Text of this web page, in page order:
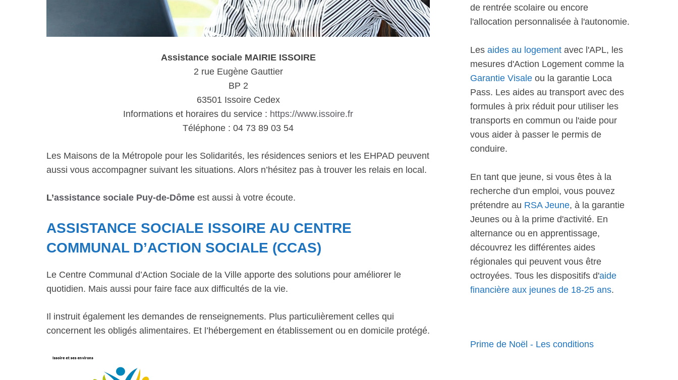
Assistance sociale MAIRIE ISSOIRE
2 rue Eugène Gauttier
BP 2
63501 Issoire Cedex
Informations et horaires du service : https://www.issoire.fr
Téléphone : 04 73 89 03 54
Les Maisons de la Métropole pour les Solidarités, les résidences seniors et les EHPAD peuvent
aussi vous accompagner suivant les situations. Alors n’hésitez pas à trouver les relais en local.
L’assistance sociale Puy-de-Dôme est aussi à votre écoute.
ASSISTANCE SOCIALE ISSOIRE AU CENTRE
COMMUNAL D’ACTION SOCIALE (CCAS)
Le Centre Communal d’Action Sociale de la Ville apporte des solutions pour améliorer le
quotidien. Mais aussi pour faire face aux difficultés de la vie.
Il instruit également les demandes de renseignements. Plus particulièrement celles qui
concernent les obligés alimentaires. Et l’hébergement en établissement ou en domicile protégé.
de rentrée scolaire ou encore
l'allocation personnalisée à l'autonomie.
Les aides au logement avec l'APL, les
mesures d'Action Logement comme la
Garantie Visale ou la garantie Loca
Pass. Les aides au transport avec des
formules à prix réduit pour utiliser les
transports en commun ou l'aide pour
vous aider à passer le permis de
conduire.
En tant que jeune, si vous êtes à la
recherche d'un emploi, vous pouvez
prétendre au RSA Jeune, à la garantie
Jeunes ou à la prime d'activité. En
alternance ou en apprentissage,
découvrez les différentes aides
régionales qui peuvent vous être
octroyées. Tous les dispositifs d'aide
financière aux jeunes de 18-25 ans.
Prime de Noël - Les conditions